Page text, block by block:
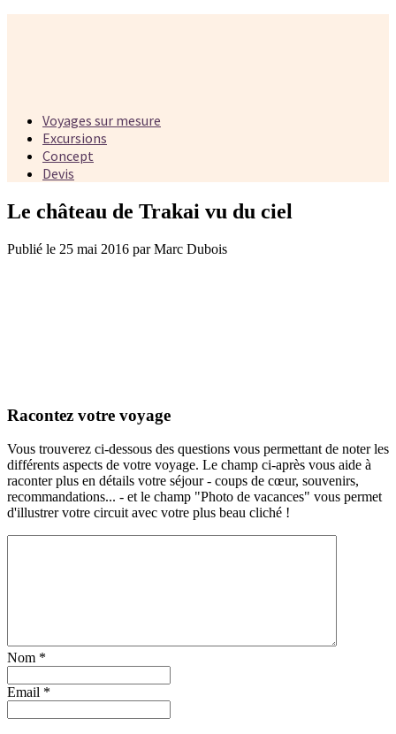
Voyages sur mesure
Excursions
Concept
Devis
Le château de Trakai vu du ciel
Publié le 25 mai 2016 par Marc Dubois
Racontez votre voyage
Vous trouverez ci-dessous des questions vous permettant de noter les
différents aspects de votre voyage. Le champ ci-après vous aide à
raconter plus en détails votre séjour - coups de cœur, souvenirs,
recommandations... - et le champ "Photo de vacances" vous permet
d'illustrer votre circuit avec votre plus beau cliché !
Nom *
Email *